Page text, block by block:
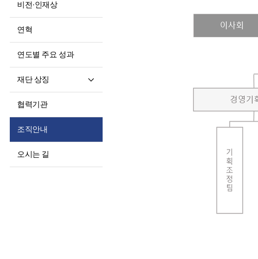
비전·인재상
연혁
연도별 주요 성과
재단 상징
협력기관
조직안내
오시는 길